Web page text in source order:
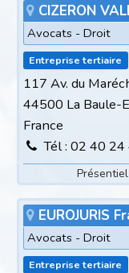
CIZERON
Avocats - Droit
Entreprise tertiaire
117 Av. du
44500 La Baule-
France
Tél : 02 40
EUROJURIS
Avocats - Droit
Entreprise tertiaire